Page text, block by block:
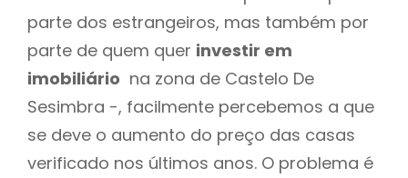
parte dos estrangeiros, mas também por
parte de quem quer investir em
imobiliário na zona de Castelo De
Sesimbra -, facilmente percebemos a que
se deve o aumento do preço das casas
verificado nos últimos anos. O problema é